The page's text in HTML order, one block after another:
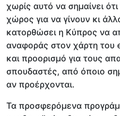
χωρίς αυτό να σημαίνει
χώρος για να γίνουν κι
κατορθώσει η Κύπρος να
αναφοράς στον χάρτη του
και προορισμό για τους
σπουδαστές, από όποιο
αν προέρχονται.
Τα προσφερόμενα